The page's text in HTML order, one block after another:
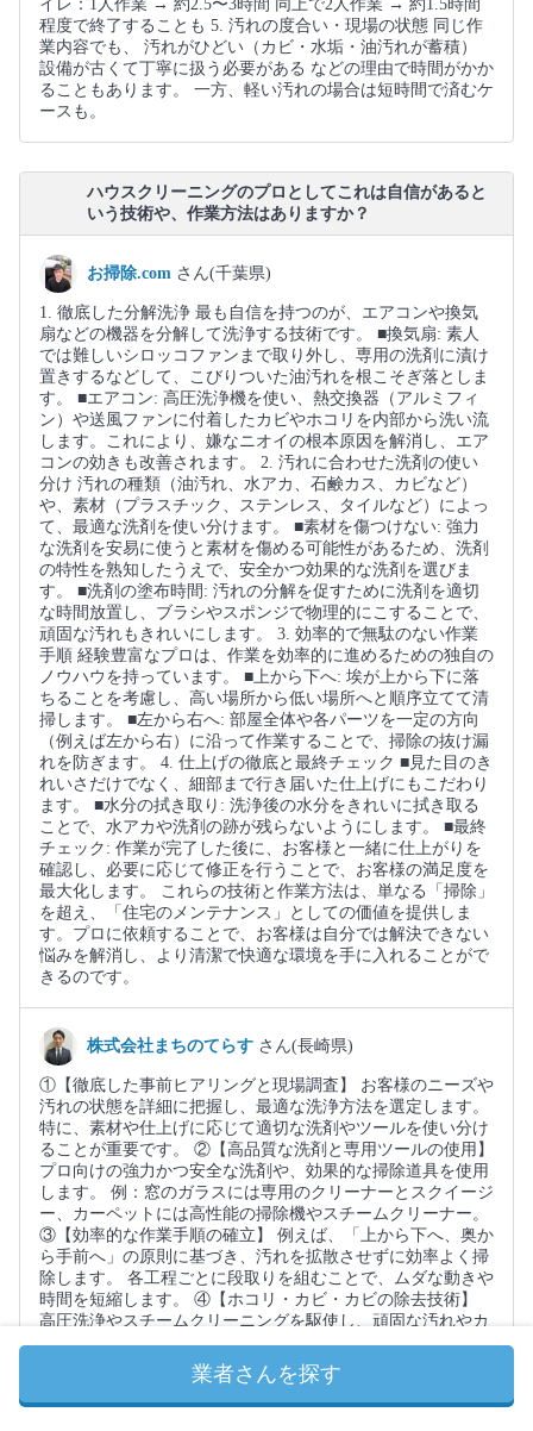
イレ：1人作業 → 約2.5〜3時間 同上で2人作業 → 約1.5時間
程度で終了することも 5. 汚れの度合い・現場の状態 同じ作
業内容でも、 汚れがひどい（カビ・水垢・油汚れが蓄積）
設備が古くて丁寧に扱う必要がある などの理由で時間がかか
ることもあります。 一方、軽い汚れの場合は短時間で済むケ
ースも。
ハウスクリーニングのプロとしてこれは自信があると
いう技術や、作業方法はありますか？
お掃除.com さん(千葉県)
1. 徹底した分解洗浄 最も自信を持つのが、エアコンや換気
扇などの機器を分解して洗浄する技術です。 ■換気扇: 素人
では難しいシロッコファンまで取り外し、専用の洗剤に漬け
置きするなどして、こびりついた油汚れを根こそぎ落としま
す。 ■エアコン: 高圧洗浄機を使い、熱交換器（アルミフィ
ン）や送風ファンに付着したカビやホコリを内部から洗い流
します。これにより、嫌なニオイの根本原因を解消し、エア
コンの効きも改善されます。 2. 汚れに合わせた洗剤の使い
分け 汚れの種類（油汚れ、水アカ、石鹸カス、カビなど）
や、素材（プラスチック、ステンレス、タイルなど）によっ
て、最適な洗剤を使い分けます。 ■素材を傷つけない: 強力
な洗剤を安易に使うと素材を傷める可能性があるため、洗剤
の特性を熟知したうえで、安全かつ効果的な洗剤を選びま
す。 ■洗剤の塗布時間: 汚れの分解を促すために洗剤を適切
な時間放置し、ブラシやスポンジで物理的にこすることで、
頑固な汚れもきれいにします。 3. 効率的で無駄のない作業
手順 経験豊富なプロは、作業を効率的に進めるための独自の
ノウハウを持っています。 ■上から下へ: 埃が上から下に落
ちることを考慮し、高い場所から低い場所へと順序立てて清
掃します。 ■左から右へ: 部屋全体や各パーツを一定の方向
（例えば左から右）に沿って作業することで、掃除の抜け漏
れを防ぎます。 4. 仕上げの徹底と最終チェック ■見た目のき
れいさだけでなく、細部まで行き届いた仕上げにもこだわり
ます。 ■水分の拭き取り: 洗浄後の水分をきれいに拭き取る
ことで、水アカや洗剤の跡が残らないようにします。 ■最終
チェック: 作業が完了した後に、お客様と一緒に仕上がりを
確認し、必要に応じて修正を行うことで、お客様の満足度を
最大化します。 これらの技術と作業方法は、単なる「掃除」
を超え、「住宅のメンテナンス」としての価値を提供しま
す。プロに依頼することで、お客様は自分では解決できない
悩みを解消し、より清潔で快適な環境を手に入れることがで
きるのです。
株式会社まちのてらす さん(長崎県)
①【徹底した事前ヒアリングと現場調査】 お客様のニーズや
汚れの状態を詳細に把握し、最適な洗浄方法を選定します。
特に、素材や仕上げに応じて適切な洗剤やツールを使い分け
ることが重要です。 ②【高品質な洗剤と専用ツールの使用】
プロ向けの強力かつ安全な洗剤や、効果的な掃除道具を使用
します。 例：窓のガラスには専用のクリーナーとスクイージ
ー、カーペットには高性能の掃除機やスチームクリーナー。
③【効率的な作業手順の確立】 例えば、「上から下へ、奥か
ら手前へ」の原則に基づき、汚れを拡散させずに効率よく掃
除します。 各工程ごとに段取りを組むことで、ムダな動きや
時間を短縮します。 ④【ホコリ・カビ・カビの除去技術】
高圧洗浄やスチームクリーニングを駆使し、頑固な汚れやカ
ビを徹底的に除去します。 特に、換気扇や浴室、キッチンの
壁・天井のカビ対策には自信があります。 ⑤【 丁寧な仕上
げと仕上げ後の点検】 最終的に細部まで丁寧に仕上げ、汚れ
の残りや水垢を見逃しません。 お客様に満足いただくため、
業者さんを探す